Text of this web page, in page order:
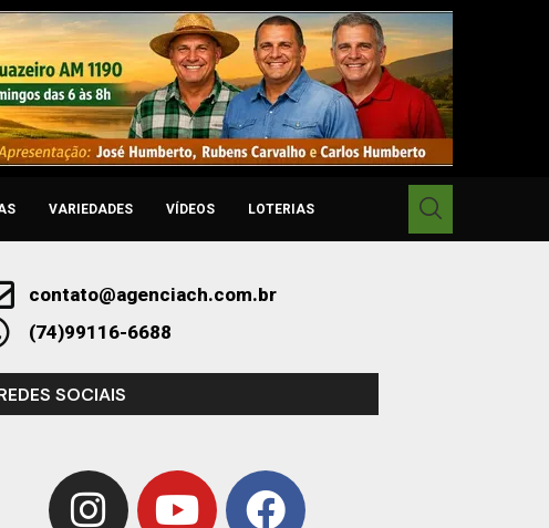
VARIEDADES VÍDEOS LOTERIAS
contato@agenciach.com.br
(74)99116-6688
SOCIAIS